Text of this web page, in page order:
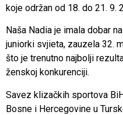
koje održan od 18. do 21. 9.
Naša Nadia je imala dobar
juniorki svjieta, zauzela 32.
što je trenutno najbolji
ženskoj konkurenciji.
Savez klizačkih sportova
Bosne i Hercegovine u